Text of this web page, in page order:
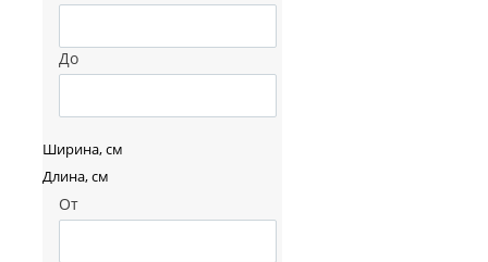
До
Ширина, см
Длина, см
От